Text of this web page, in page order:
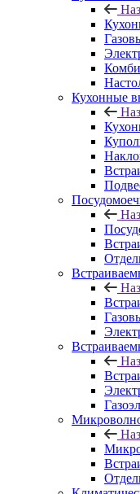
Кухонные